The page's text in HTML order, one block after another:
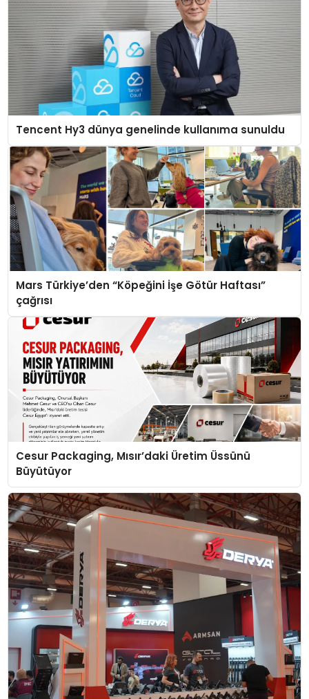
Tencent Hy3 dünya genelinde kullanıma sunuldu
Mars Türkiye’den “Köpeğini İşe Götür Haftası”
çağrısı
Cesur Packaging, Mısır’daki Üretim Üssünü
Büyütüyor